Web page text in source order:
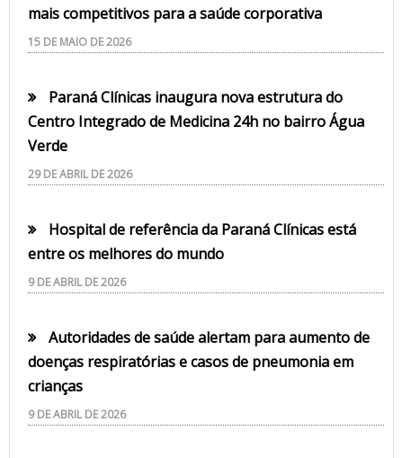
mais competitivos para a saúde corporativa
15 DE MAIO DE 2026
Paraná Clínicas inaugura nova estrutura do
Centro Integrado de Medicina 24h no bairro Água
Verde
29 DE ABRIL DE 2026
Hospital de referência da Paraná Clínicas está
entre os melhores do mundo
9 DE ABRIL DE 2026
Autoridades de saúde alertam para aumento de
doenças respiratórias e casos de pneumonia em
crianças
9 DE ABRIL DE 2026